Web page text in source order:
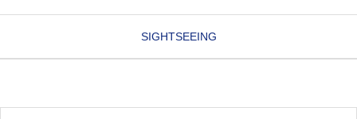
SIGHTSEEING